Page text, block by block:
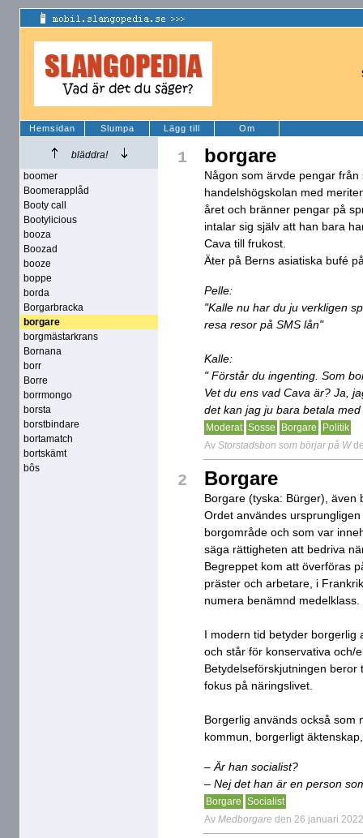
Hemsidan Slumpa Lägg till Om
bläddra!
boomer
Boomerapplåd
Booty call
Bootylicious
booza
Boozad
booze
boppe
borda
Borgarbracka
borgare
borgmästarkrans
Bornana
borr
Borre
borrmongo
borsta
borstbindare
bortamatch
bortskämt
bôs
1 borgare
Någon som ärvde pengar
handelshögskolan med
året och bränner pengar på
intalar sig själv att han bara
Cava till frukost.
Äter på Berns asiatiska bufé
Pelle:
"Kalle nu har du ju verkligen
resa resor på SMS lån"
Kalle:
" Förstår du ingenting. Som
Vet du ens vad Cava är? Ja,
det kan jag ju bara betala
Moderat Sosse Borgare
Politik
Av Storstadsbon som börjar på W
2 Borgare
Borgare (tyska: Bürger), även
Ordet användes
borgområde och som var
säga rättigheten att bedriva
Begreppet kom att överföras
präster och arbetare, i
numera benämnd medelklass.
I modern tid betyder borgerlig
och står för konservativa och/
Betydelseförskjutningen
fokus på näringslivet.
Borgerlig används också som
kommun, borgerligt
– Är han socialist?
– Nej det han är en person
Borgare Socialist
Av Medborgare den 26 januari 2022